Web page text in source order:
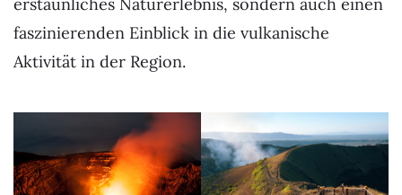
erstaunliches Naturerlebnis, sondern auch einen
faszinierenden Einblick in die vulkanische
Aktivität in der Region.